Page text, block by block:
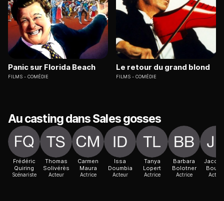
Panic sur Florida Beach
FILMS COMÉDIE
Le retour du grand blond
FILMS COMÉDIE
Au casting dans Sales gosses
Frédéric
Quiring
Scénariste
Thomas
Solivérès
Acteur
Carmen
Maura
Actrice
Issa
Doumbia
Acteur
Tanya
Lopert
Actrice
Barbara
Bolotner
Actrice Acteur